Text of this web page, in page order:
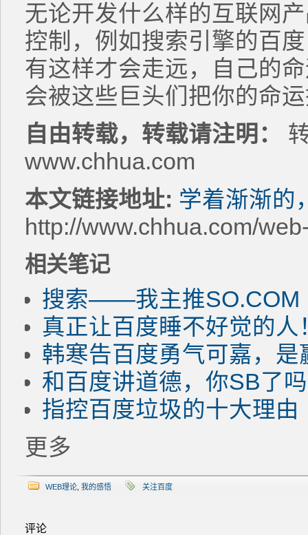
无论开发什么样的互联网
控制，例如搜索引擎的百
有这样才会走远，自己的
会被这些巨头们把你的命
自由转载，转载请注明：
www.chhua.com
本文链接地址: 学着渐渐
http://www.chhua.com/
相关笔记
搜索——我主推SO.COM
真正让百度睡不好觉的人
韩寒告百度勇气可嘉，是
和百度讲道德，你SB了
指控百度垃圾的十大理由
更多
WEB理论 我的感悟 关注百度
评论